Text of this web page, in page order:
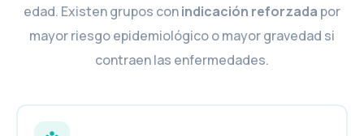
edad. Existen grupos conindicación reforzada por
mayor riesgo epidemiológico o mayor gravedad si
contraen las enfermedades.